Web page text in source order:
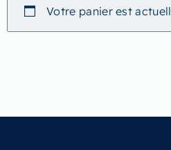
Votre panier est